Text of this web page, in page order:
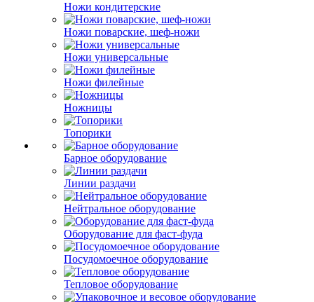
Ножи кондитерские
Ножи поварские, шеф-ножи
Ножи универсальные
Ножи филейные
Ножницы
Топорики
Барное оборудование
Линии раздачи
Нейтральное оборудование
Оборудование для фаст-фуда
Посудомоечное оборудование
Тепловое оборудование